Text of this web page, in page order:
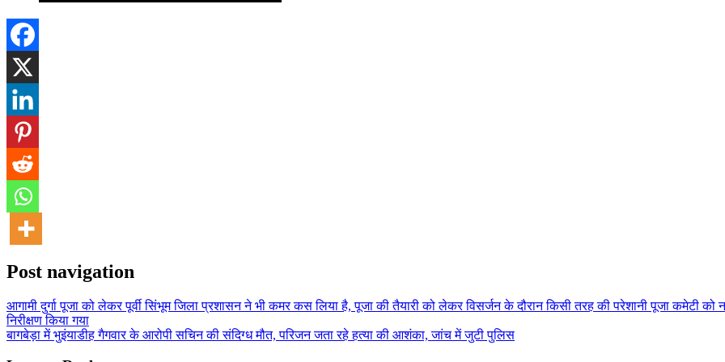
Post navigation
आगामी दुर्गा पूजा को लेकर पूर्वी सिंभूम जिला प्रशासन ने भी कमर कस लिया है, पूजा की तैयारी को लेकर विसर्जन के दौरान किसी तरह की परेशानी पूजा कमेटी को ना
निरीक्षण किया गया
बागबेड़ा में भुइंयाडीह गैगवार के आरोपी सचिन की संदिग्ध मौत, परिजन जता रहे हत्या की आशंका, जांच में जुटी पुलिस